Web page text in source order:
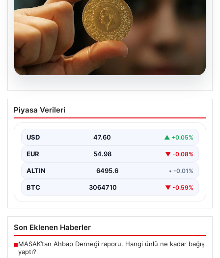
06.08.2026
Altın fiyatları canlı grafik 22 Mayıs: Altın
fiyatları ne oldu, düştü mü, çıktı mı?
fiyatları
Altın fiyatlarında son durum merak ediliyor. Ankara
Bölge Adliye Mahkemesi’nin CHP'ye mutlak butlan
kararı…
Piyasa Verileri
USD 47.60 ▲ +0.05%
EUR 54.98 ▼ -0.08%
ALTIN 6495.6 • -0.01%
BTC 3064710 ▼ -0.59%
Son Eklenen Haberler
■MASAK’tan Ahbap Derneği raporu. Hangi ünlü ne kadar bağış
yaptı?